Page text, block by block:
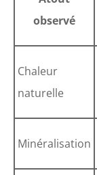
observé
Chaleur
naturelle
Minéralisation